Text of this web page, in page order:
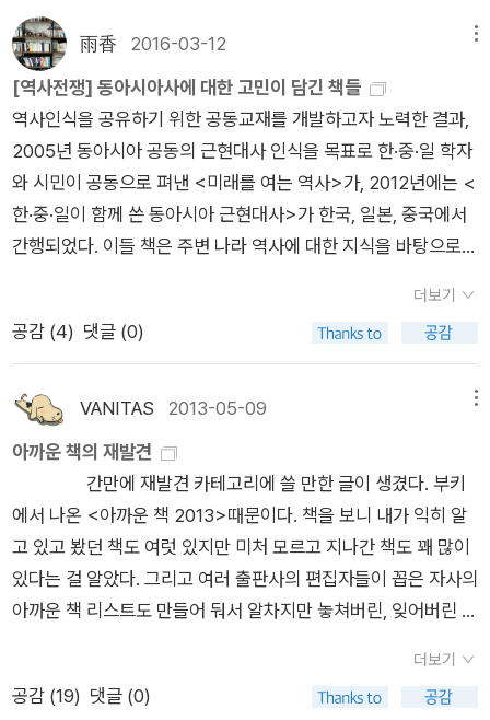
리는 각자 자국사를 집필하는 형식에서 벗어나 ‘장’별로 필자를
분담하고, 집필자가 3국의 역사를 동시에 집필하기로 했습니다.
어느 한쪽의 일방적인 영향이 아니라 서로 영향을 주었고, 그로
인해 또 다른 결과가 나왔음을 보여주고자 했습니다. 그래서 ‘삼
국지’가 되지 않도록 했습니다. 1권에서는 3국을 중심으로 동아
시아의 국제 관계를, 제2권에서는 3국 민중의 교류를 8개 주제로
나누어 서로 밀접하게 연관되어 있음을 드러내고자 했습니다. 1
권에서는 19, 20세기를 중심으로 200여 년이 넘는 3국의 역사
를 정리했습니다. 3국의 근현대사는 동아시아와 서구와의 관계,
그리고 3국간의 전쟁과 지배를 빼놓고는 설명할 수 없습니다. 그
래서 이를 기준으로 8개의 시기로 구분하고, 차원이 다른 세 영
해를 바탕으로 당시 사람들의 이동과 교류, 이를 통한 문화 관계
에 대해 헌법, 도시, 철도, 이주, 가족, 교육, 미디어, 전쟁 기억으
로 나누어 살펴보았습니다. 독자들에게는 각각의 주제가 사실상
독립된 흥미를 불러일으키리라 봅니다. 하지만 집필진은 일본의
침략과 지배로 한국과 중국의 민중이 고통을 받았고, 두 나라가
일본의 행위를 거부하고 저항하는 과정에서 국민 정체성을 강화
할 수 있었다는 점 등을 밝히려고 노력했습니다. 마지막으로 9장
가질 수 있다면, 그것만큼 매력적인 일이 없을 듯합니다. ‘국경을
설을 목적으로 하는 전쟁이라 분명하게 밝힌다. ‘대동아전쟁’은
아시아를 구미 열강의 통치에서 해방시켜 대동아공양권을 건설
하는 ‘성전’이라고 일본은 강조했다. 아이러니 한 것은 히로시마
의 핵폭탄 투하로 인하여 일본은 전쟁의 가해자에서 피해자로 변
신하였다는 사실이다. 이때 일본인들에게 전쟁의 폐해를 뿌리깊
이 각인시키게 되어 일본인들 사이에는 모든 전쟁은 나쁘다는 인
식이 팽배하였는데 절대로 스스로 일으킨 침략전쟁에 대한 깊은
반성에 의한 인식은 아니라는 것이다. 지금까지도 일본인들이 과
거 침략전쟁으로 인한 반성의 기미가 보이지 않는 이유도 아마 이
때부터 ( 가해자가 아닌 피해자라는 ) 가 아닌가 싶다. 아마도 일
사”는 일본의 위험한, 왜곡된 교과서에 대응하기 위해서이다. 기
본 취지가 그런 탓에 일본에 대한 중국과 한국의 역사적 관점은
날카롭다. 책을 읽다보니 한중일 삼국의 역사학자들이 근현대사
에 대한 매우 정확하고 바른 역사 인식을 공유하기 위해 애쓴 흔
적들이 곳곳에서 보인다. 특히 중국에서 동북공정의 역사를 새로
이 조명하고 있기에 이 책은 더욱 우리에게 가치가 있을 것으로
보이지만, 일본의 왜곡된 교과서와 중국의 동북공정보다 더 인정
일본의 침략으로 인해 중국과 한국사이의 연대의식을 가질 필요
도 없고 일본에게 사과를 받지 못하였다고 무조건 나쁘게 받아들
은 각 나라가 자신들의 나라 역사에 대해서 썼다면 서로의 입장만
나열하는 형태였을 텐데, 중국사를 전공한 일본인 역사가가 중국
역사를 쓰고, 중국인 역사가가 한국 역사를 쓰는 등 서로 co-wor
k가 잘 이루어졌다는 것이다. 책의 내용 역시 근현대사의 중요한
사건들을 빠짐없이 구성하여 쉽게 전체적인 동아시아 근현대사
의 밑그림을 그려볼 수 있도록 작성되었다. 무엇보다 내가 전에
읽었던 ‘한국 역사’나 이이화 이야기의 근현대사 부분 22, 23권
에서는 우리나라의 역사적 사건에만 치중되어 있어 세계사적인
관점에서 연관 관계를 알기 어려웠는데, 이러한 점에서 이 책의
장점이 드러난다. 중국과 일본의 개항 및 서양 열강들과의 교류,
중국의 항일 전쟁, 일본의 조선뿐만이 아닌 중국과 동남아시아까
잘 설명하였다. 확실히 근현대사는 세계 전체로 눈을 돌리면서 여
러 국가들의 역학 관계를 한데 묶어 살펴보아야 하는 것 같고, 그
러한 점에서 이 책은 유리하고 동아시아 국가들의 관계를 돈독하
게 하기 위한 한 걸음으로서 매우 고무적이다.아 이 책을 구매할
때 2권은 3국의 국민들의 생활상을 살펴보았다고 하여 1권만 샀
는데 후회된다. 당장 2권도 구매해야겠다.[출처] <책><리뷰>
한중일이 함께 쓴 동아시아 근현대사|작성자 환상교향곡
에 의하면 ‘자학사관’은 부당하다며 분노했다. 역사수정주의자 중
에는 1937-1938년에 난징 대학살이 일어난 것조차도 인정하지
않으려는 자도 있다. 그들은 특히 일본이 독립된 근대국가로 급부
상한 것을 비롯해서 일본이 이룩해온 다양한 성과를 강조함으로
써 ‘일본인’인 것에 대한 자긍심을 갖게 하는 역사가 필요하며, 특
히 학교에서 가르치는 역사는 그러한 것이 아니면 안된다고 주장
했다. 1960년대에 대동아전쟁긍정론을 주장한 하야시 후사오와
마찬가지로, 제2차 세계대전은 서양 제국주의의 속박으로부터
아시아를 해방시키기 위한 고상한 영위였다고 간주하는 역사수
정주의자들은, 학교의 역사교육에서 위안부라든가 민간인 학살
등의 주제를 다루는 데 이의를 제기했다. 706 잃어버린 10년 뒤
다....자세히 들여다보면 그런 감축은 3-5년에 걸쳐 이루어지거
나, 자연감소(퇴직이나 전근에의해 생긴 결원을 보충하지 않음)
나 희망퇴직에 주로 의존하고 있었다. 사실상 1993년부터 1997
년까지 직장을 떠난 사람들은 대부분 정년퇴직했거나 희망퇴직
자였다. 오직 8%만이 “사용자의 재량에 따라 해고되었다.” 이 비
율은 1975년 오일쇼크 때의 정리해고 수준보다 낮은 것이었다.
노동자의 이직율은 1990년대에서 2000년대까지 거의 변하지
않았다. 일본이 여러 직장을 전전하는 사람들의 사회가 되지 않았
동력을 확보하기 위해 임시직 노동자를 정규직 노동자로 전환하
는 기업이 늘어났다. 이런 조치는 평생고용이라는 오랜 관행을 재
雨香 2016-03-12
[역사전쟁] 동아시아사에 대한 고민이 담긴 책들
역사인식을 공유하기 위한 공동교재를 개발하고자 노력한 결과,
2005년 동아시아 공동의 근현대사 인식을 목표로 한·중·일 학자
와 시민이 공동으로 펴낸 <미래를 여는 역사>가, 2012년에는 <
한·중·일이 함께 쓴 동아시아 근현대사>가 한국, 일본, 중국에서
간행되었다. 이들 책은 주변 나라 역사에 대한 지식을 바탕으로
밖에도 여러 단체나 경로를 통해 한국과 일본 사이에 다양한 공동
역사교재들이 개발되었다. 한국의 서울시립대학교가 주축이 된
역사교과서연구회와 일본의 도쿄학예대학을 중심으로 하는 역사
교육연구회는 10년에 걸친 공동연구와 토론 끝에 <한일 교류의
협의회에 속한 역사 교사들의 간의 교류는 <마주보는 한일사>
로 결실을 보았다. 한국의 전국교직원노동조합 대구지부와 일본
히로시마교직원조합 소속 역사교사들은 <조선통신사>에 이어
<한국과 일본, 그 사이의 역사>를 펴내면서 교류를 계속하고 있
다. 한국과 일본은 상당히 많은 공동의 역사 경험을 가지고 있다.
두나라가 함께 겪은 역사적 사실을 각 나라가 자신의 입장에서만
바라보면 갈등이 벌어지게 마련이다. 특히 어느 한 나라가 가해국
이고 다른 나라가 피해국인 역사적 사실의 경우, 생각의 차이가
더보기
공감 (4) 댓글 (0)
VANITAS 2013-05-09
아까운 책의 재발견
간만에 재발견 카테고리에 쓸 만한 글이 생겼다. 부키
에서 나온 <아까운 책 2013>때문이다. 책을 보니 내가 익히 알
고 있고 봤던 책도 여럿 있지만 미처 모르고 지나간 책도 꽤 많이
있다는 걸 알았다. 그리고 여러 출판사의 편집자들이 꼽은 자사의
아까운 책 리스트도 만들어 둬서 알차지만 놓쳐버린, 잊어버린 책
가지 사견을 보태자면, 문학에서 아까운 책이 가장 많을 것 같은
데 오히려 종 수는 더 적었다. 나는 찰스 부코스키의 <우체국>과
더보기
공감 (19) 댓글 (0)